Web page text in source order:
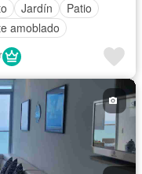
Jardín
Patio
amoblado